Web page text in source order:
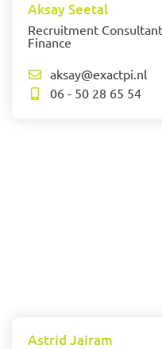
Aksay Seetal
Recruitment
Finance
aksay@exactpi.nl
06 - 50 28 65 54
Astrid Jairam